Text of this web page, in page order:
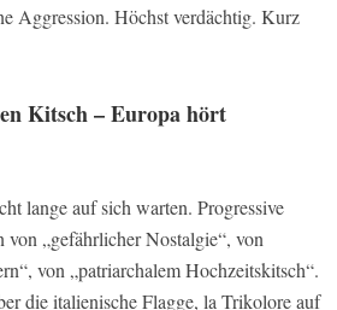
Aggression. Höchst verdächtig. Kurz
Kitsch – Europa hört
lange auf sich warten. Progressive
von „gefährlicher Nostalgie“, von
von „patriarchalem Hochzeitskitsch“.
die italienische Flagge, la Trikolore auf